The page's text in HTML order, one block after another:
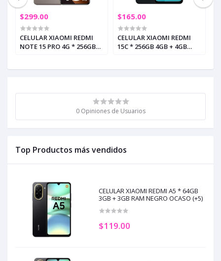
0 Opiniones de Usuarios
Top Productos más vendidos
CELULAR XIAOMI REDMI A5 * 64GB
3GB + 3GB RAM NEGRO OCASO (+5)
$119.00
$299.00
CELULAR XIAOMI REDMI
NOTE 15 PRO 4G * 256GB
$165.00
CELULAR XIAOMI REDMI
15C * 256GB 4GB + 4GB